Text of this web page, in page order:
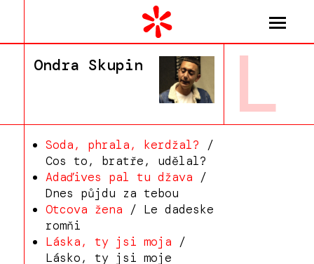
Ondra Skupin L
Soda, phrala, kerdžal? /
Cos to, bratře, udělal?
Adaďives pal tu džava /
Dnes půjdu za tebou
Otcova žena / Le dadeske
romňi
Láska, ty jsi moja /
Lásko, ty jsi moje